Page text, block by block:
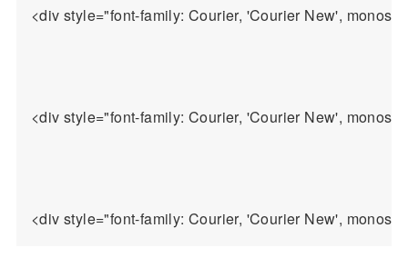
<div style="font-family: Courier, 'Courier New',
<div style="font-family: Courier, 'Courier New',